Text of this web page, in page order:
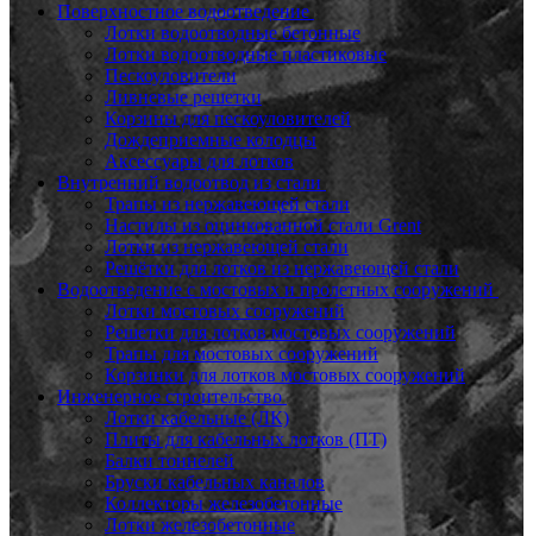
Поверхностное водоотведение
Лотки водоотводные бетонные
Лотки водоотводные пластиковые
Пескоуловители
Ливневые решетки
Корзины для пескоуловителей
Дождеприемные колодцы
Аксессуары для лотков
Внутренний водоотвод из стали
Трапы из нержавеющей стали
Настилы из оцинкованной стали Grent
Лотки из нержавеющей стали
Решётки для лотков из нержавеющей стали
Водоотведение с мостовых и пролетных сооружений
Лотки мостовых сооружений
Решетки для лотков мостовых сооружений
Трапы для мостовых сооружений
Корзинки для лотков мостовых сооружений
Инженерное строительство
Лотки кабельные (ЛК)
Плиты для кабельных лотков (ПТ)
Балки тоннелей
Бруски кабельных каналов
Коллекторы железобетонные
Лотки железобетонные